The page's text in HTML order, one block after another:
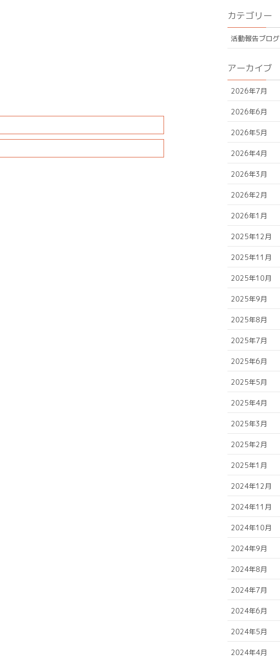
カテゴリー
活動報告ブログ
アーカイブ
2026年7月
2026年6月
2026年5月
2026年4月
2026年3月
2026年2月
2026年1月
2025年12月
2025年11月
2025年10月
2025年9月
2025年8月
2025年7月
2025年6月
2025年5月
2025年4月
2025年3月
2025年2月
2025年1月
2024年12月
2024年11月
2024年10月
2024年9月
2024年8月
2024年7月
2024年6月
2024年5月
2024年4月